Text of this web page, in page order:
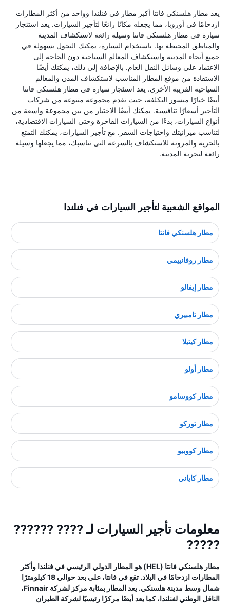
يعد مطار هلسنكي فانتا أكبر مطار في فنلندا وواحد من أكثر المطارات
ازدحامًا في أوروبا، مما يجعله مكانًا رائعًا لتأجير السيارات. يعد استئجار
سيارة في مطار هلسنكي فانتا وسيلة رائعة لاستكشاف المدينة
والمناطق المحيطة بها. باستخدام السيارة، يمكنك التجول بسهولة في
جميع أنحاء المدينة واستكشاف المعالم السياحية دون الحاجة إلى
الاعتماد على وسائل النقل العام. بالإضافة إلى ذلك، يمكنك أيضًا
الاستفادة من موقع المطار المناسب لاستكشاف المدن والمعالم
السياحية القريبة الأخرى. يعد استئجار سيارة في مطار هلسنكي فانتا
أيضًا خيارًا ميسور التكلفة، حيث تقدم مجموعة متنوعة من شركات
التأجير أسعارًا تنافسية. يمكنك أيضًا الاختيار من بين مجموعة واسعة من
أنواع السيارات، بدءًا من السيارات الفاخرة وحتى السيارات الاقتصادية،
لتناسب ميزانيتك واحتياجات السفر. مع تأجير السيارات، يمكنك التمتع
بالحرية والمرونة للاستكشاف بالسرعة التي تناسبك، مما يجعلها وسيلة
رائعة لتجربة المدينة.
المواقع الشعبية لتأجير السيارات في فنلندا
مطار هلسنكي فانتا
مطار روفانييمي
مطار إيفالو
مطار تامبيري
مطار كيتيلا
مطار أولو
مطار كووسامو
مطار توركو
مطار كووبيو
مطار كاياني
معلومات تأجير السيارات لـ ???? ??????
?????
مطار هلسنكي فانتا (HEL) هو المطار الدولي الرئيسي في فنلندا وأكثر
المطارات ازدحامًا في البلاد. تقع في فانتا، على بعد حوالي 18 كيلومترًا
شمال وسط مدينة هلسنكي. يعد المطار بمثابة مركز لشركة Finnair،
الناقل الوطني لفنلندا، كما يعد أيضًا مركزًا رئيسيًا لشركة الطيران